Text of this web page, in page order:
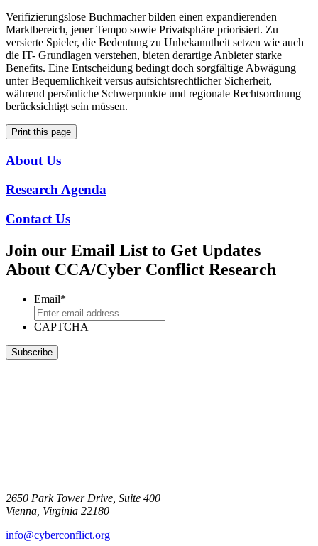
Verifizierungslose Buchmacher bilden einen expandierenden
Marktbereich, jener Tempo sowie Privatsphäre priorisiert. Zu
versierte Spieler, die Bedeutung zu Unbekanntheit setzen wie auch
die IT- Grundlagen verstehen, bieten derartige Anbieter starke
Benefits. Eine Entscheidung bedingt doch sorgfältige Abwägung
unter Bequemlichkeit versus aufsichtsrechtlicher Sicherheit,
während persönliche Schwerpunkte und regionale Rechtsordnung
berücksichtigt sein müssen.
Print this page
About Us
Research Agenda
Contact Us
Join our Email List to Get Updates
About CCA/Cyber Conflict Research
Email*
CAPTCHA
2650 Park Tower Drive, Suite 400
Vienna, Virginia 22180
info@cyberconflict.org